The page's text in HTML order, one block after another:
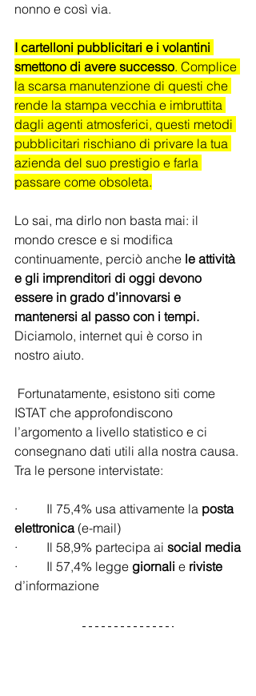
nonno e così via.
I cartelloni pubblicitari e i volantini
smettono di avere successo. Complice
la scarsa manutenzione di questi che
rende la stampa vecchia e imbruttita
dagli agenti atmosferici, questi metodi
pubblicitari rischiano di privare la tua
azienda del suo prestigio e farla
passare come obsoleta.
Lo sai, ma dirlo non basta mai: il
mondo cresce e si modifica
continuamente, perciò anche le attività
e gli imprenditori di oggi devono
essere in grado d’innovarsi e
mantenersi al passo con i tempi.
Diciamolo, internet qui è corso in
nostro aiuto.
ISTAT che approfondiscono
l’argomento a livello statistico e ci
consegnano dati utili alla nostra causa.
Tra le persone intervistate:
·         Il 75,4% usa attivamente la posta
elettronica (e-mail)
·         Il 58,9% partecipa ai social media
·         Il 57,4% legge giornali e riviste
d’informazione